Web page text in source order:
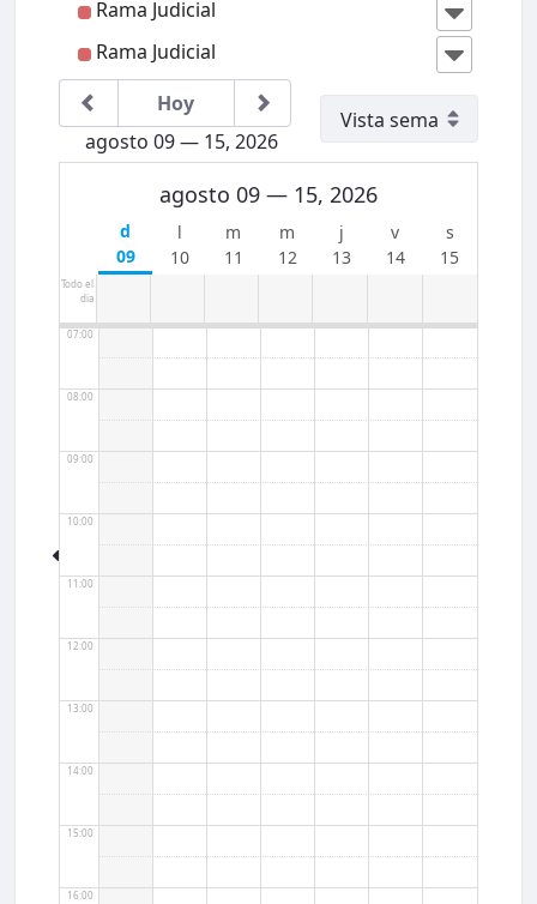
Rama Judicial
Rama Judicial
Hoy
agosto 09 — 15, 2026
agosto 09 — 15, 2026
09 10 11 12 13 14 15
Todo el
dia
02:00
03:00
04:00
07:00
08:00
09:00
10:00
11:00
12:00
13:00
14:00
15:00
16:00